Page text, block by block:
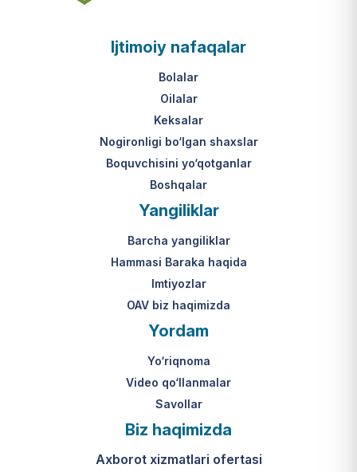
asosi nima?
(1-ilova, 6-band "j" va "l" kichik
jumladan, vasiylik, homiylik yoki
Ushbu xizmatning huquqiy
O‘zbekiston Respublikasi VMQ-893
hamda amaldagi imtiyozlar
to‘g‘risidagi qonunchilik.
Ijtimoiy nafaqalar
Bolalar
Oilalar
Keksalar
Nogironligi bo‘lgan shaxslar
Boquvchisini yo‘qotganlar
Boshqalar
Yangiliklar
Barcha yangiliklar
Hammasi Baraka haqida
Imtiyozlar
OAV biz haqimizda
Yordam
Yo‘riqnoma
Video qo‘llanmalar
Savollar
Biz haqimizda
Axborot xizmatlari ofertasi